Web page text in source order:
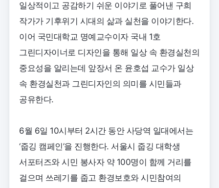
일상적이고 공감하기 쉬운 이야기로 풀어낸 구희
작가가 기후위기 시대의 삶과 실천을 이야기한다.
이어 국민대학교 명예교수이자 국내 1호
그린디자이너로 디자인을 통해 일상 속 환경실천의
중요성을 알리는데 앞장서 온 윤호섭 교수가 일상
속 환경실천과 그린디자인의 의미를 시민들과
공유한다.
6월 6일 10시부터 2시간 동안 사당역 일대에서는
‘줍깅 캠페인’을 진행한다. 서울시 줍깅 대학생
서포터즈와 시민 봉사자 약 100명이 함께 거리를
걸으며 쓰레기를 줍고 환경보호와 시민참여의